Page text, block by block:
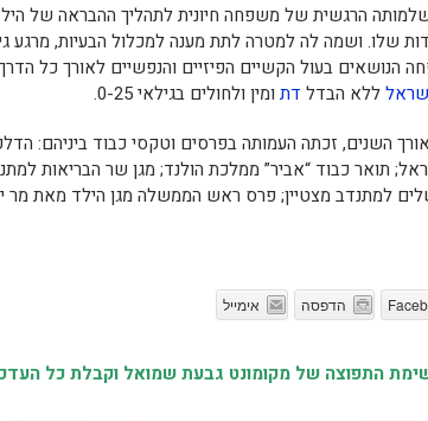
הרגשית של משפחה חיונית לתהליך ההבראה של
שלו. ושמה לה למטרה לתת מענה למכלול הבעיות, מרגע
הנושאים בעול הקשיים הפיזיים והנפשיים לאורך כל
ללא הבדל דת ומין ולחולים בגילאי 0-25.
השנים, זכתה העמותה בפרסים וטקסי כבוד ביניהם:
ישראל; תואר כבוד “אביר” ממלכת הולנד; מגן שר הבריאות
למתנדב מצטיין; פרס ראש הממשלה מגן הילד מאת מר
הדפסה אימייל
התפוצה של מקומונט גבעת שמואל וקבלת כל